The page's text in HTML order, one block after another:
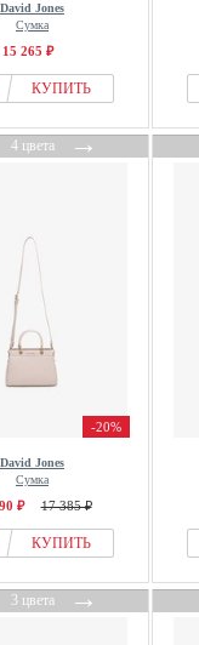
David Jones
Сумка
15 265 ₽
КУПИТЬ
4 цвета→
-20%
David Jones
Сумка
₽ 17 385 ₽
КУПИТЬ
3 цвета→